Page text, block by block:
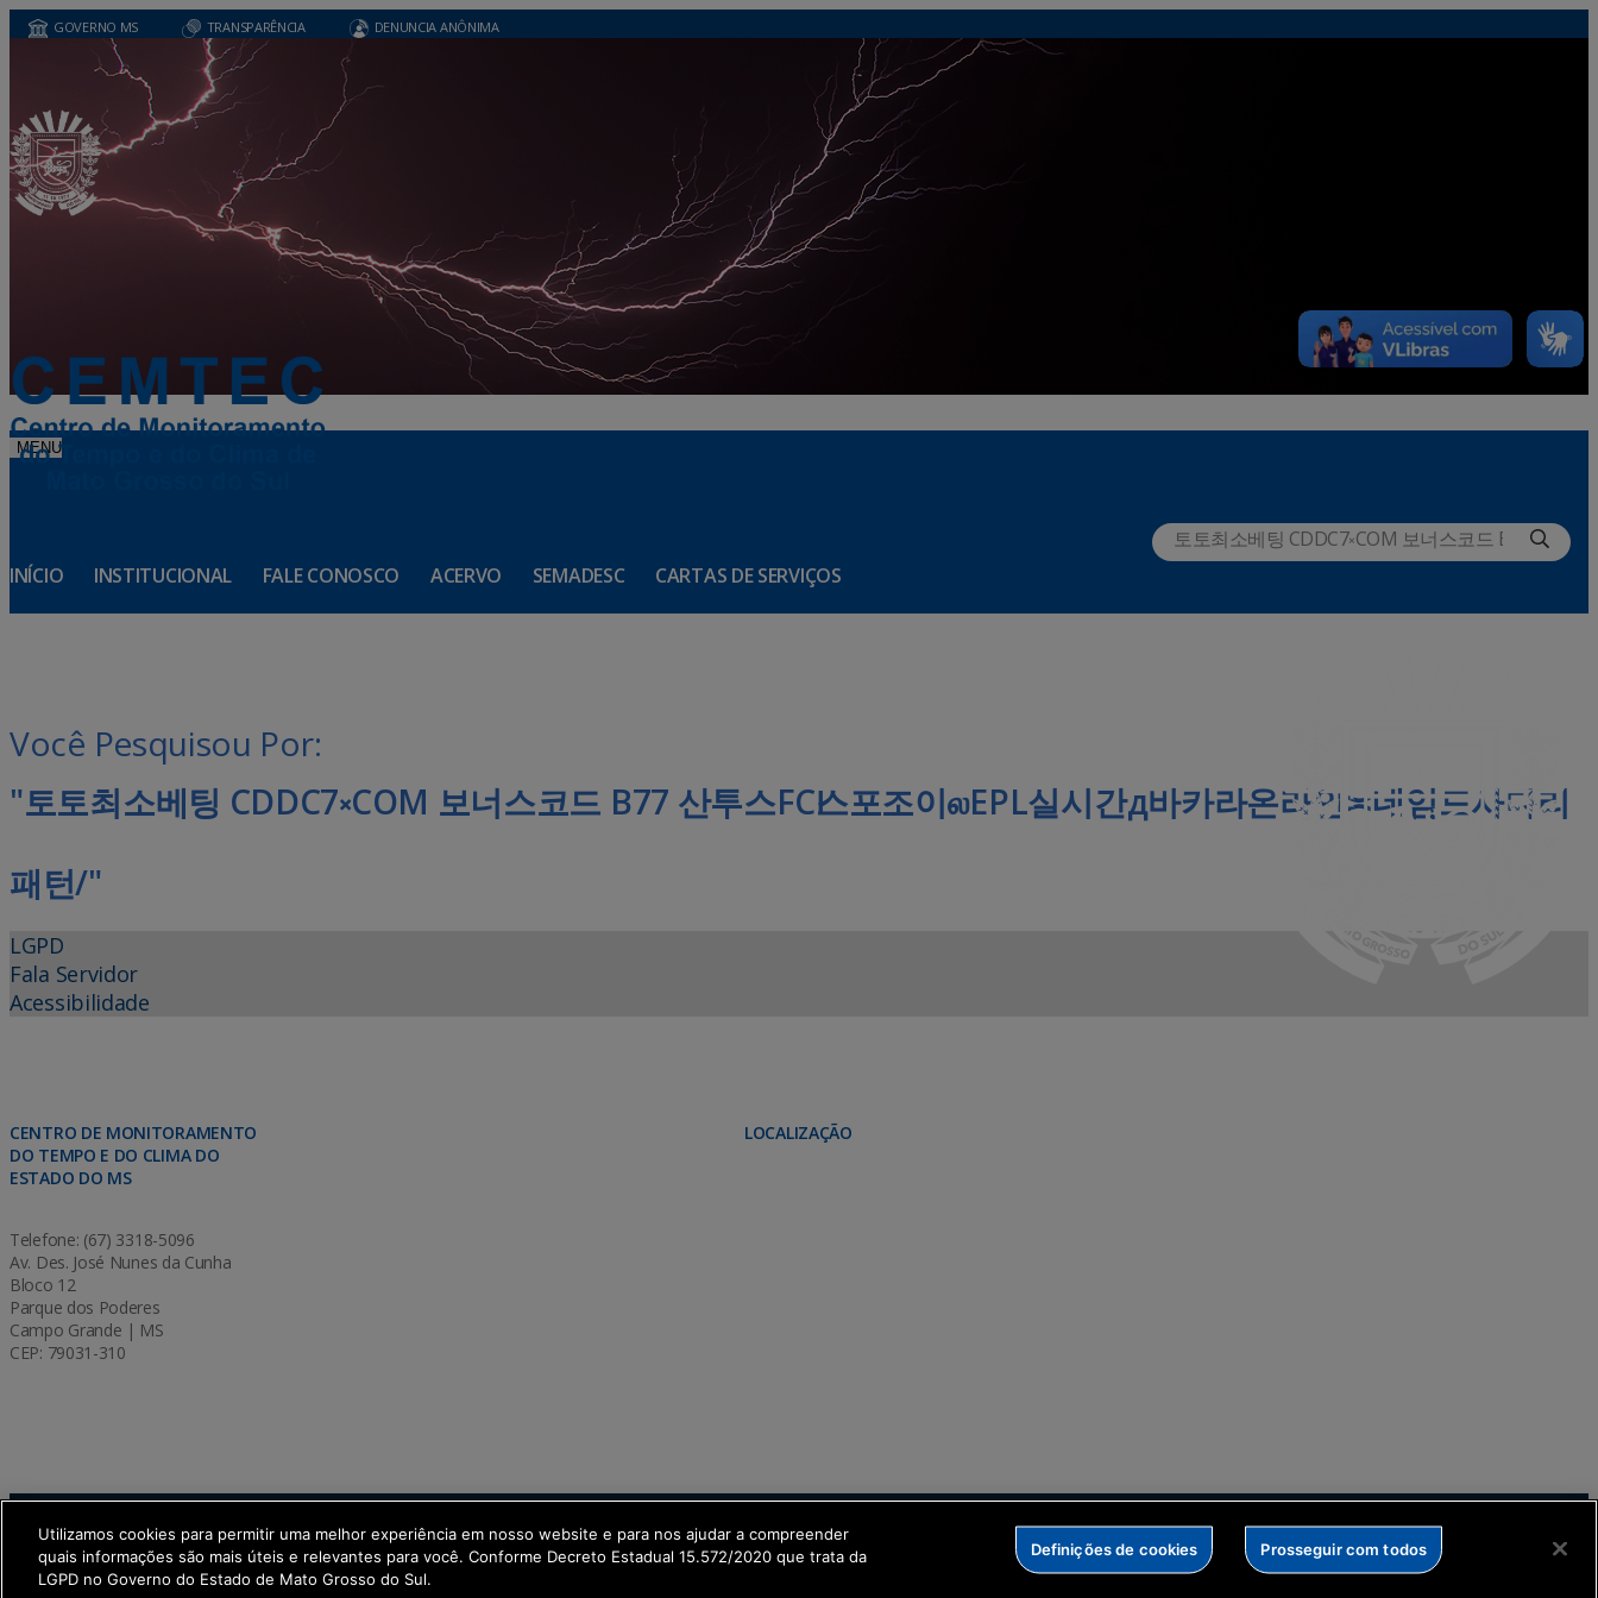
GOVERNO MS TRANSPARÊNCIA DENUNCIA ANÔNIMA
MENU
INÍCIO INSTITUCIONAL FALE CONOSCO ACERVO SEMADESC CARTAS DE SERVIÇOS
Você Pesquisou Por:
"토토최소베팅 CDDC7༝COM 보너스코드 B77 산투스FCӀ스포조이லEPL실시간д바카라온라인≍네임드사다리
패턴/"
LGPD
Fala Servidor
Acessibilidade
CENTRO DE MONITORAMENTO
DO TEMPO E DO CLIMA DO
ESTADO DO MS
Telefone: (67) 3318-5096
Av. Des. José Nunes da Cunha
Bloco 12
Parque dos Poderes
Campo Grande | MS
CEP: 79031-310
LOCALIZAÇÃO
SETDIG | Secretaria-Executiva de Transformação Digital
Utilizamos cookies para permitir uma melhor experiência em nosso website e para nos ajudar a compreender
quais informações são mais úteis e relevantes para você. Conforme Decreto Estadual 15.572/2020 que trata da
LGPD no Governo do Estado de Mato Grosso do Sul.
Definições de cookies Prosseguir com todos